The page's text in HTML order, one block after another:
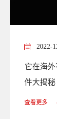
2022-
它在海
件大揭秘
查看更多